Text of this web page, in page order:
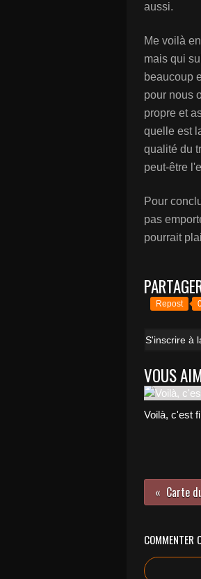
aussi.
Me voilà
mais qui
beaucoup
pour nous
propre et
quelle est
qualité du
peut-être
Pour
pas
pourrait
Repost
S'inscrire à
VOUS
Voilà, c'est
Carte
COMMENTER